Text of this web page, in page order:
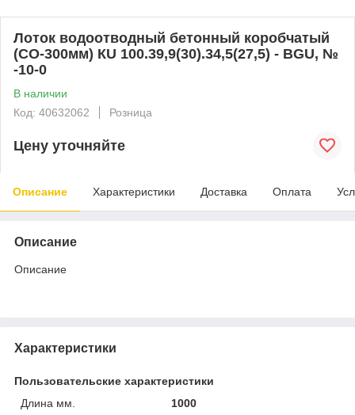
Лоток водоотводный бетонный коробчатый
(СО-300мм) КU 100.39,9(30).34,5(27,5) - BGU, №
-10-0
В наличии
Код: 40632062
Розница
Цену уточняйте
Описание Характеристики Доставка Оплата
Описание
Описание
Характеристики
Пользовательские характеристики
Длина мм.
1000